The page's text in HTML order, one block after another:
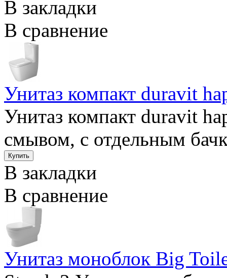
В закладки
В сравнение
Унитаз компакт duravit
Унитаз компакт duravit
смывом, с отдельным
В закладки
В сравнение
Унитаз моноблок Big